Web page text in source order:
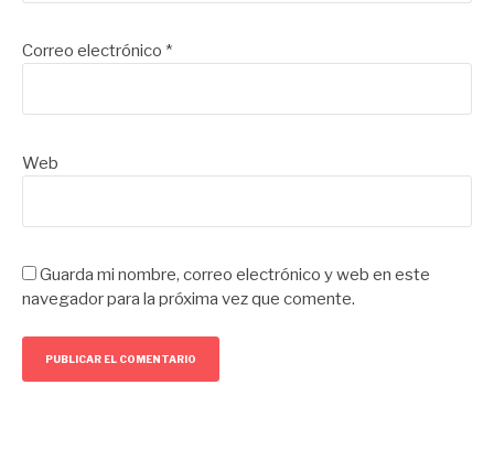
Correo electrónico *
Web
Guarda mi nombre, correo electrónico y web en este
navegador para la próxima vez que comente.